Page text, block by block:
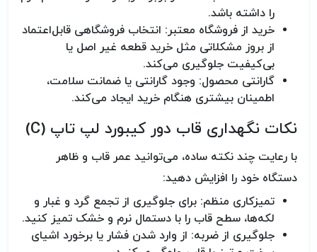
را داشته باشد.
خرید از فروشگاه معتبر: انتخاب فروشگاهی قابل‌اعتماد
از بروز مشکلاتی مثل خرید قطعه غیر اصل یا
بی‌کیفیت جلوگیری می‌کند.
گارانتی محصول: وجود گارانتی یا ضمانت سلامت،
اطمینان بیشتری هنگام خرید ایجاد می‌کند.
نکات نگهداری قاب دور کیبورد لپ تاپ (C)
با رعایت چند نکته ساده، می‌توانید عمر قاب و ظاهر
دستگاه خود را افزایش دهید:
تمیزکاری منظم: برای جلوگیری از تجمع گرد و غبار و
لکه‌ها، سطح قاب را با دستمال نرم و خشک تمیز کنید.
جلوگیری از ضربه: از وارد شدن فشار یا برخورد اشیای